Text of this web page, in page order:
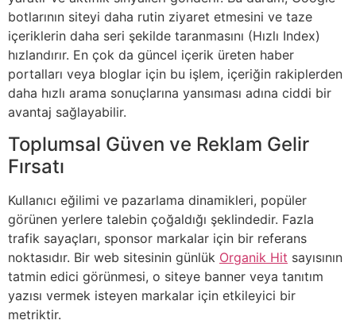
botlarının siteyi daha rutin ziyaret etmesini ve taze
içeriklerin daha seri şekilde taranmasını (Hızlı Index)
hızlandırır. En çok da güncel içerik üreten haber
portalları veya bloglar için bu işlem, içeriğin rakiplerden
daha hızlı arama sonuçlarına yansıması adına ciddi bir
avantaj sağlayabilir.
Toplumsal Güven ve Reklam Gelir
Fırsatı
Kullanıcı eğilimi ve pazarlama dinamikleri, popüler
görünen yerlere talebin çoğaldığı şeklindedir. Fazla
trafik sayaçları, sponsor markalar için bir referans
noktasıdır. Bir web sitesinin günlük Organik Hit sayısının
tatmin edici görünmesi, o siteye banner veya tanıtım
yazısı vermek isteyen markalar için etkileyici bir
metriktir.